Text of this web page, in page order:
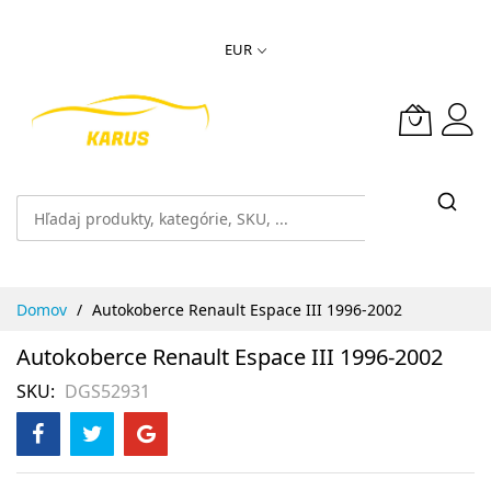
EUR
Domov Autokoberce Renault Espace III 1996-2002
Autokoberce Renault Espace III 1996-2002
SKU DGS52931